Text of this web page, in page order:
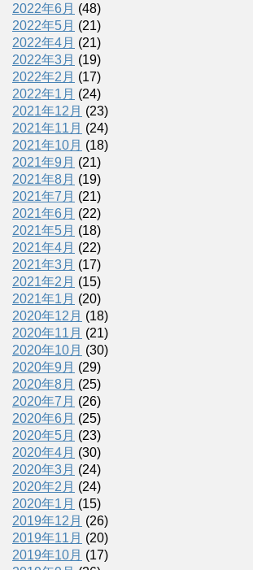
2022年6月 (48)
2022年5月 (21)
2022年4月 (21)
2022年3月 (19)
2022年2月 (17)
2022年1月 (24)
2021年12月 (23)
2021年11月 (24)
2021年10月 (18)
2021年9月 (21)
2021年8月 (19)
2021年7月 (21)
2021年6月 (22)
2021年5月 (18)
2021年4月 (22)
2021年3月 (17)
2021年2月 (15)
2021年1月 (20)
2020年12月 (18)
2020年11月 (21)
2020年10月 (30)
2020年9月 (29)
2020年8月 (25)
2020年7月 (26)
2020年6月 (25)
2020年5月 (23)
2020年4月 (30)
2020年3月 (24)
2020年2月 (24)
2020年1月 (15)
2019年12月 (26)
2019年11月 (20)
2019年10月 (17)